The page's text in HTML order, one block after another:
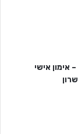
אימון אישי